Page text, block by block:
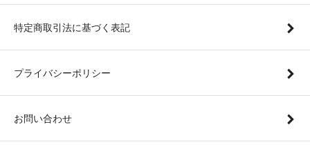
特定商取引法に基づく表記
プライバシーポリシー
お問い合わせ